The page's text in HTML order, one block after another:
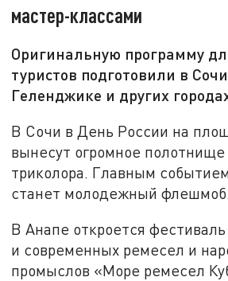
мастер-классами
Оригинальную программу
туристов подготовили в
Геленджике и других
В Сочи в День России на
вынесут огромное полотнище
триколора. Главным
станет молодежный флешмоб.
В Анапе откроется
и современных ремесел и
промыслов «Море ремесел